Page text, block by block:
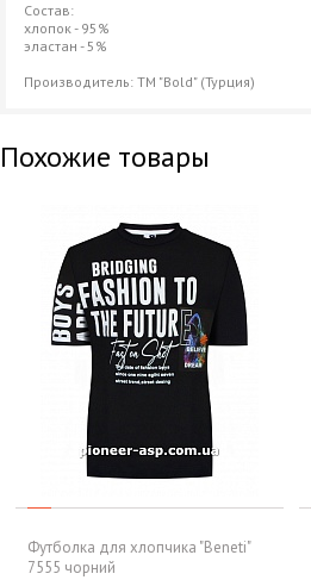
Состав:
хлопок - 95%
эластан - 5%
Производитель: ТМ "Bold" (Турция)
Похожие товары
Футболка для хлопчика "Beneti"
7555 чорний